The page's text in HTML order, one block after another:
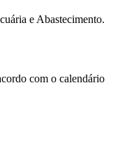
e Abastecimento.
com o calendário